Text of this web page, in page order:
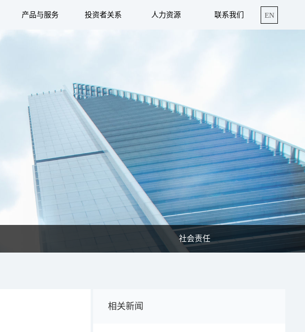
产品与服务 投资者关系 人力资源 联系我们 EN
社会责任
相关新闻